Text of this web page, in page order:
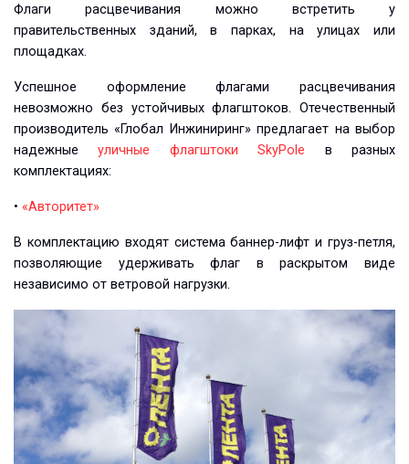
Флаги расцвечивания можно встретить у
правительственных зданий, в парках, на улицах или
площадках.
Успешное оформление флагами расцвечивания
невозможно без устойчивых флагштоков. Отечественный
производитель «Глобал Инжиниринг» предлагает на выбор
надежныеуличные флагштоки SkyPole в разных
комплектациях:
• «Авторитет»
В комплектацию входят система баннер-лифт и груз-петля,
позволяющие удерживать флаг в раскрытом виде
независимо от ветровой нагрузки.